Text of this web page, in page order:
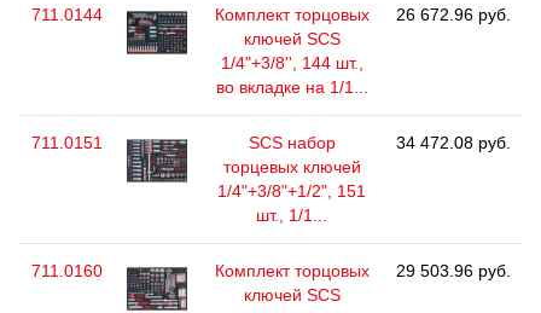
711.0144
Комплект торцовых
ключей SCS
1/4"+3/8'', 144 шт.,
во вкладке на 1/1...
26 672.96 руб.
711.0151
SCS набор
торцевых ключей
1/4"+3/8"+1/2", 151
шт., 1/1...
34 472.08 руб.
711.0160
Комплект торцовых
ключей SCS
29 503.96 руб.